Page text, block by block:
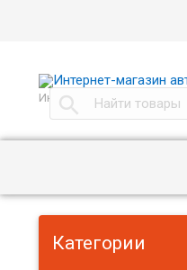

Интернет магазин
Категории